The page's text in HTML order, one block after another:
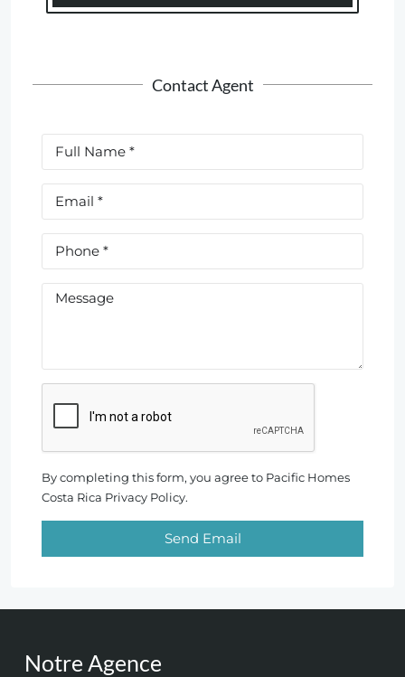
Contact Agent
By completing this form, you agree to Pacific Homes
Costa Rica Privacy Policy.
Send Email
Notre Agence